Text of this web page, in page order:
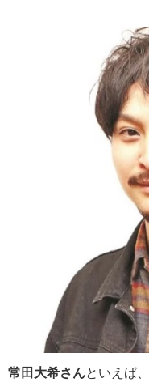
常田大希さん といえば